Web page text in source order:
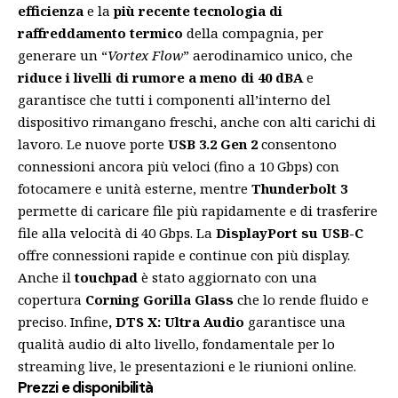
efficienza e lapiù recente tecnologia di
raffreddamento termico della compagnia, per
generare un “Vortex Flow” aerodinamico unico, che
riduce i livelli di rumore a meno di 40 dBA e
garantisce che tutti i componenti all’interno del
dispositivo rimangano freschi, anche con alti carichi di
lavoro. Le nuove porte USB 3.2 Gen 2 consentono
connessioni ancora più veloci (fino a 10 Gbps) con
fotocamere e unità esterne, mentre Thunderbolt 3
permette di caricare file più rapidamente e di trasferire
file alla velocità di 40 Gbps. La DisplayPort su USB-C
offre connessioni rapide e continue con più display.
Anche iltouchpad è stato aggiornato con una
copertura Corning Gorilla Glass che lo rende fluido e
preciso. Infine, DTS X: Ultra Audio garantisce una
qualità audio di alto livello, fondamentale per lo
streaming live, le presentazioni e le riunioni online.
Prezzi e disponibilità